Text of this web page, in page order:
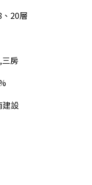
20層
房
設